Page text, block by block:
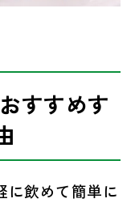
すすめす
に飲めて簡単に